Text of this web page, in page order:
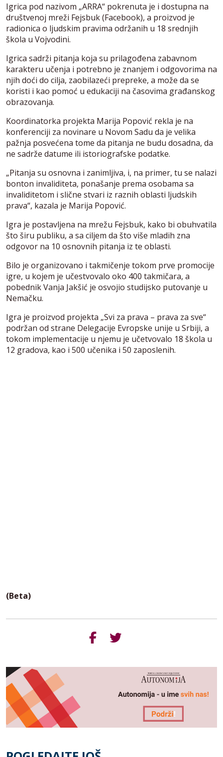
Igrica pod nazivom „ARRA“ pokrenuta je i dostupna na
društvenoj mreži Fejsbuk (Facebook), a proizvod je
radionica o ljudskim pravima održanih u 18 srednjih
škola u Vojvodini.
Igrica sadrži pitanja koja su prilagođena zabavnom
karakteru učenja i potrebno je znanjem i odgovorima na
njih doći do cilja, zaobilazeći prepreke, a može da se
koristi i kao pomoć u edukaciji na časovima građanskog
obrazovanja.
Koordinatorka projekta Marija Popović rekla je na
konferenciji za novinare u Novom Sadu da je velika
pažnja posvećena tome da pitanja ne budu dosadna, da
ne sadrže datume ili istoriografske podatke.
„Pitanja su osnovna i zanimljiva, i, na primer, tu se nalazi
bonton invaliditeta, ponašanje prema osobama sa
invaliditetom i slične stvari iz raznih oblasti ljudskih
prava“, kazala je Marija Popović.
Igra je postavljena na mrežu Fejsbuk, kako bi obuhvatila
što širu publiku, a sa ciljem da što više mladih zna
odgovor na 10 osnovnih pitanja iz te oblasti.
Bilo je organizovano i takmičenje tokom prve promocije
igre, u kojem je učestvovalo oko 400 takmičara, a
pobednik Vanja Jakšić je osvojio studijsko putovanje u
Nemačku.
Igra je proizvod projekta „Svi za prava – prava za sve“
podržan od strane Delegacije Evropske unije u Srbiji, a
tokom implementacije u njemu je učetvovalo 18 škola u
12 gradova, kao i 500 učenika i 50 zaposlenih.
(Beta)